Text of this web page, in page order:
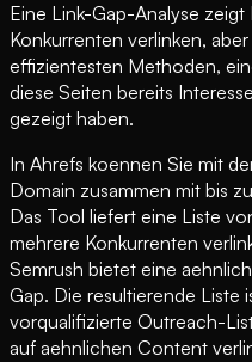
Eine Link-Gap-Analyse
Konkurrenten verlinken,
effizientesten Methoden,
diese Seiten bereits
gezeigt haben.
In Ahrefs koennen Sie mit
Domain zusammen mit bis
Das Tool liefert eine Liste
mehrere Konkurrenten
Semrush bietet eine
Gap. Die resultierende Liste
vorqualifizierte Outreach-
auf aehnlichen Content